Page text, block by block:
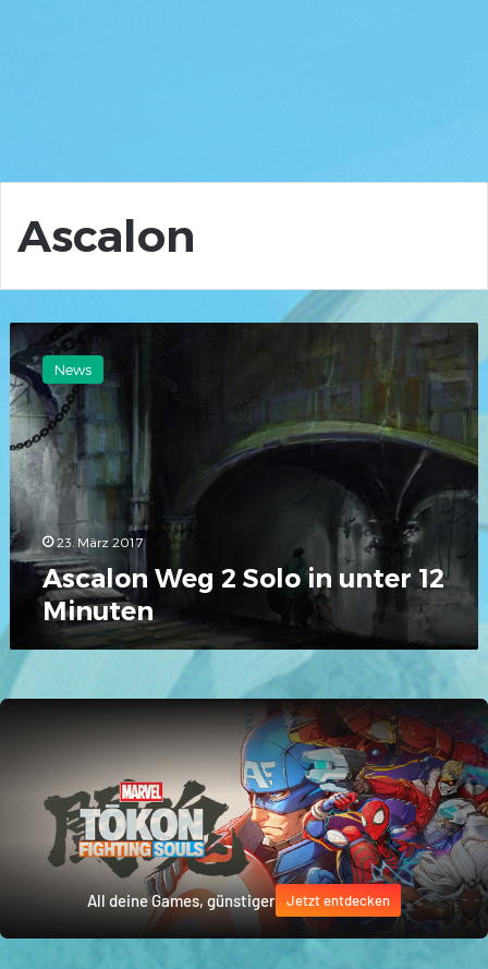
Ascalon
Ascalon
Weg
2
Solo
in
unter
Minuten
News
23. März 2017
Ascalon Weg 2 Solo in unter 12
Minuten
All deine Games, günstiger Jetzt entdecken